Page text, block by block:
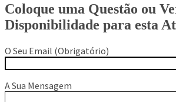
Coloque uma Questão ou
Disponibilidade para esta
O Seu Email (Obrigatório)
A Sua Mensagem